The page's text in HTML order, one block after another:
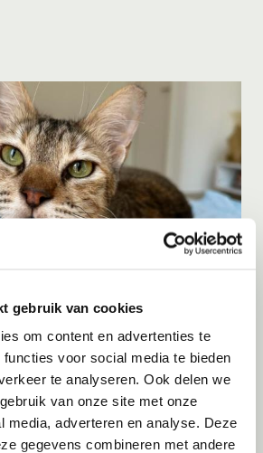
gebruik van cookies
om content en advertenties te
voor social media te bieden
te analyseren. Ook delen we
van onze site met onze
media, adverteren en analyse. Deze
gegevens combineren met andere